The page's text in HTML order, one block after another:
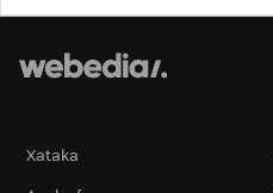
Xataka